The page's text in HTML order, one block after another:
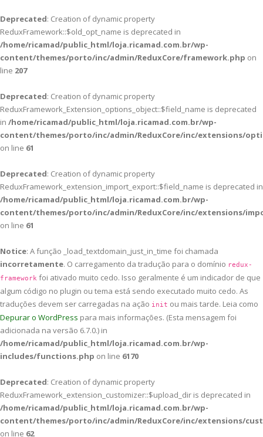
Deprecated: Creation of dynamic property
ReduxFramework::$old_opt_name is deprecated in
/home/ricamad/public_html/loja.ricamad.com.br/wp-
content/themes/porto/inc/admin/ReduxCore/framework.php on
line 207
Deprecated: Creation of dynamic property
ReduxFramework_Extension_options_object::$field_name is deprecated
in /home/ricamad/public_html/loja.ricamad.com.br/wp-
content/themes/porto/inc/admin/ReduxCore/inc/extensions/
on line 61
Deprecated: Creation of dynamic property
ReduxFramework_extension_import_export::$field_name is deprecated in
/home/ricamad/public_html/loja.ricamad.com.br/wp-
content/themes/porto/inc/admin/ReduxCore/inc/extensions/
on line 61
Notice: A função _load_textdomain_just_in_time foi chamada
incorretamente. O carregamento da tradução para o domínio redux-
framework foi ativado muito cedo. Isso geralmente é um indicador de que
algum código no plugin ou tema está sendo executado muito cedo. As
traduções devem ser carregadas na ação init ou mais tarde. Leia como
Depurar o WordPress para mais informações. (Esta mensagem foi
adicionada na versão 6.7.0.) in
/home/ricamad/public_html/loja.ricamad.com.br/wp-
includes/functions.php on line 6170
Deprecated: Creation of dynamic property
ReduxFramework_extension_customizer::$upload_dir is deprecated in
/home/ricamad/public_html/loja.ricamad.com.br/wp-
content/themes/porto/inc/admin/ReduxCore/inc/extensions/
on line 62